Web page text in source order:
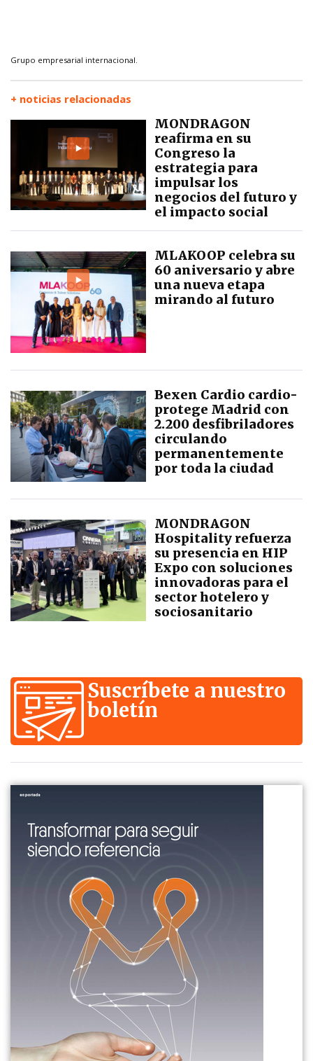
Grupo empresarial internacional.
+ noticias relacionadas
MONDRAGON
reafirma en su
Congreso la
estrategia para
impulsar los
negocios del futuro y
el impacto social
MLAKOOP celebra su
60 aniversario y abre
una nueva etapa
mirando al futuro
Bexen Cardio cardio-
protege Madrid con
2.200 desfibriladores
circulando
permanentemente
por toda la ciudad
MONDRAGON
Hospitality refuerza
su presencia en HIP
Expo con soluciones
innovadoras para el
sector hotelero y
sociosanitario
Suscríbete a nuestro
boletín